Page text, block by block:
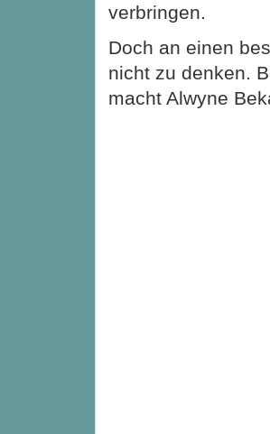
verbringen.
Doch an einen
nicht zu denken.
macht Alwyne